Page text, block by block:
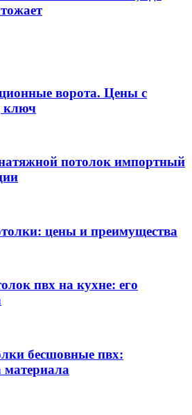
ворота. Цены с
ключ
потолок импортный
цены и преимущества
пвх на кухне: его
бесшовные пвх:
материала